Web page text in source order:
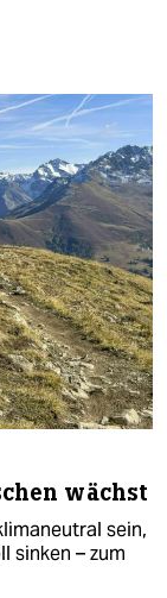
wächst
sein,
sinken – zum